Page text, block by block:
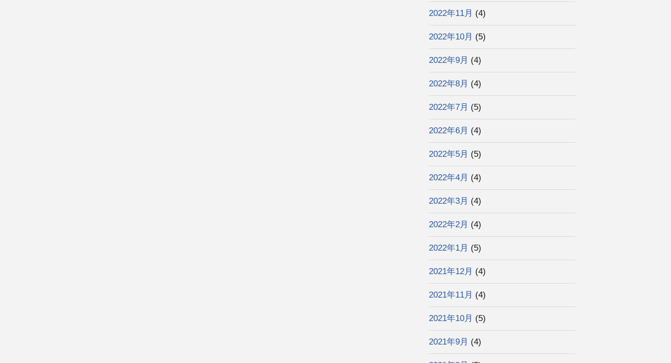
2022年11月 (4)
2022年10月 (5)
2022年9月 (4)
2022年8月 (4)
2022年7月 (5)
2022年6月 (4)
2022年5月 (5)
2022年4月 (4)
2022年3月 (4)
2022年2月 (4)
2022年1月 (5)
2021年12月 (4)
2021年11月 (4)
2021年10月 (5)
2021年9月 (4)